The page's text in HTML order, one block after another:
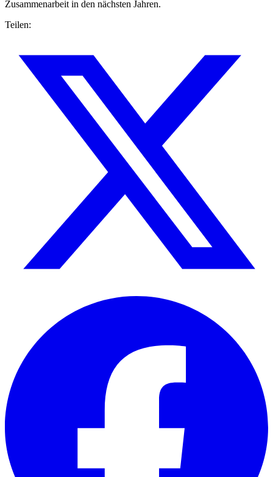
Zusammenarbeit in den nächsten Jahren.
Teilen: